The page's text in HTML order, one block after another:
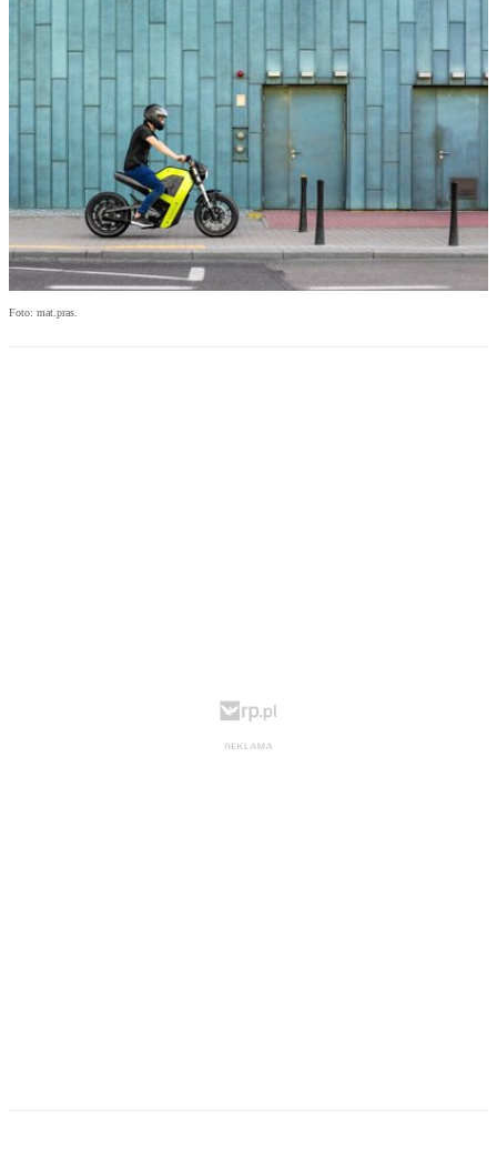
Foto: mat.pras.